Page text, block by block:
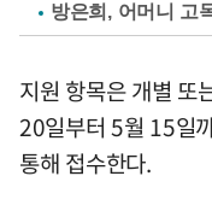
방은희, 어머니 고
지원 항목은 개별 또
20일부터 5월 15일
통해 접수한다.